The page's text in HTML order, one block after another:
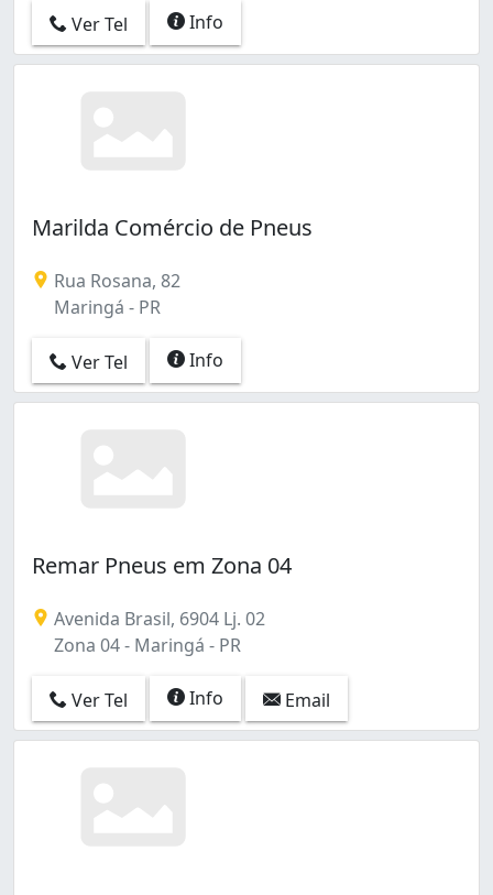
Ver Tel Info
Marilda Comércio de Pneus
Rua Rosana, 82
Maringá - PR
Ver Tel Info
Remar Pneus em Zona 04
Avenida Brasil, 6904 Lj. 02
Zona 04 - Maringá - PR
Ver Tel Info Email